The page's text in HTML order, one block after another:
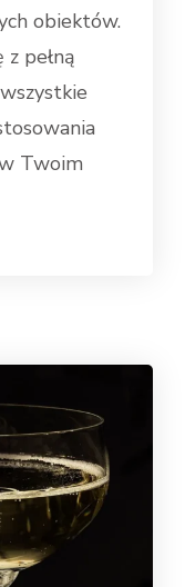
obiektów.
z pełną
Twoim